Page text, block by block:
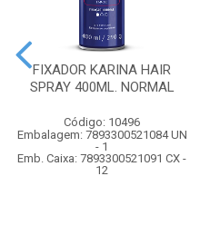
FIXADOR KARINA HAIR
SPRAY 400ML. NORMAL
Código: 10496
Embalagem: 7893300521084 UN
- 1
Emb. Caixa: 7893300521091 CX -
12